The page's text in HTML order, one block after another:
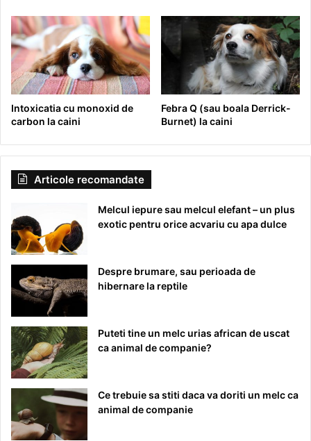
Intoxicatia cu monoxid de
carbon la caini
Febra Q (sau boala Derrick-
Burnet) la caini
Articole recomandate
Melcul iepure sau melcul elefant – un plus
exotic pentru orice acvariu cu apa dulce
Despre brumare, sau perioada de
hibernare la reptile
Puteti tine un melc urias african de uscat
ca animal de companie?
Ce trebuie sa stiti daca va doriti un melc ca
animal de companie